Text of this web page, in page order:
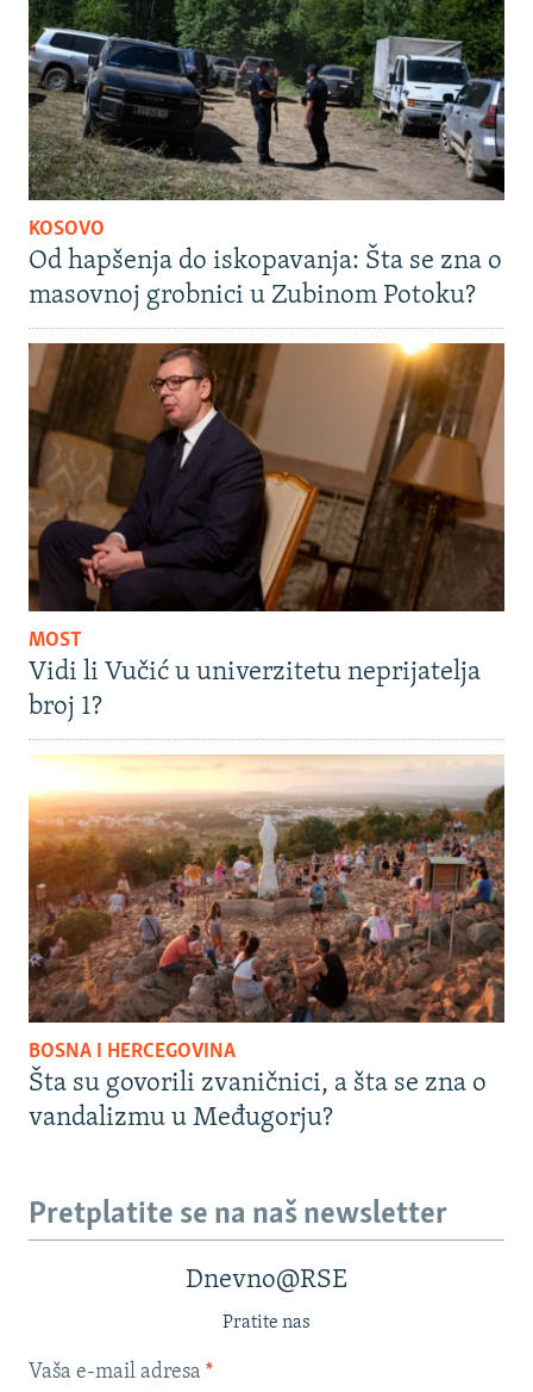
KOSOVO
Od hapšenja do iskopavanja: Šta se zna o
masovnoj grobnici u Zubinom Potoku?
MOST
Vidi li Vučić u univerzitetu neprijatelja
broj 1?
BOSNA I HERCEGOVINA
Šta su govorili zvaničnici, a šta se zna o
vandalizmu u Međugorju?
Pretplatite se na naš newsletter
Dnevno@RSE
Pratite nas
Vaša e-mail adresa *